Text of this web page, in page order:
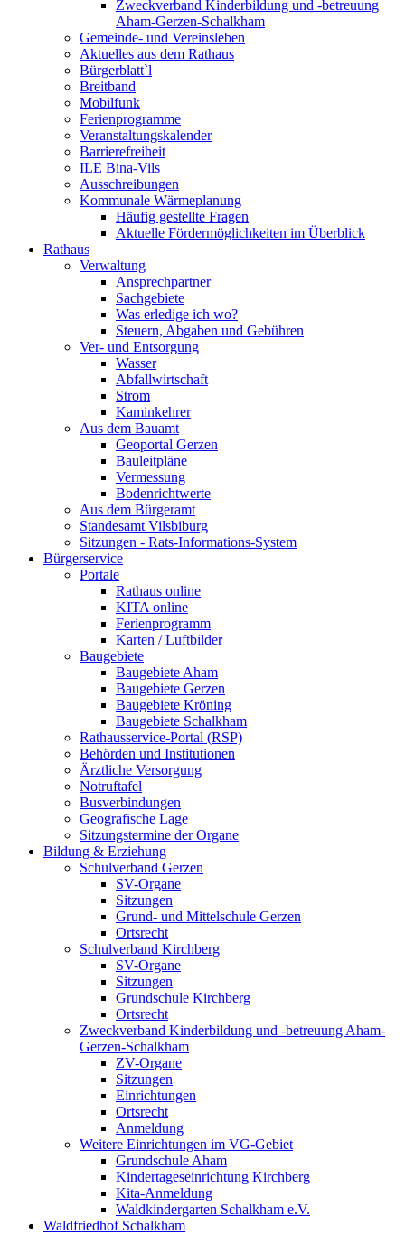
Zweckverband Kinderbildung und -betreuung
Aham-Gerzen-Schalkham
Gemeinde- und Vereinsleben
Aktuelles aus dem Rathaus
Bürgerblatt`l
Breitband
Mobilfunk
Ferienprogramme
Veranstaltungskalender
Barrierefreiheit
ILE Bina-Vils
Ausschreibungen
Kommunale Wärmeplanung
Häufig gestellte Fragen
Aktuelle Fördermöglichkeiten im Überblick
Rathaus
Verwaltung
Ansprechpartner
Sachgebiete
Was erledige ich wo?
Steuern, Abgaben und Gebühren
Ver- und Entsorgung
Wasser
Abfallwirtschaft
Strom
Kaminkehrer
Aus dem Bauamt
Geoportal Gerzen
Bauleitpläne
Vermessung
Bodenrichtwerte
Aus dem Bürgeramt
Standesamt Vilsbiburg
Sitzungen - Rats-Informations-System
Bürgerservice
Portale
Rathaus online
KITA online
Ferienprogramm
Karten / Luftbilder
Baugebiete
Baugebiete Aham
Baugebiete Gerzen
Baugebiete Kröning
Baugebiete Schalkham
Rathausservice-Portal (RSP)
Behörden und Institutionen
Ärztliche Versorgung
Notruftafel
Busverbindungen
Geografische Lage
Sitzungstermine der Organe
Bildung & Erziehung
Schulverband Gerzen
SV-Organe
Sitzungen
Grund- und Mittelschule Gerzen
Ortsrecht
Schulverband Kirchberg
SV-Organe
Sitzungen
Grundschule Kirchberg
Ortsrecht
Zweckverband Kinderbildung und -betreuung Aham-
Gerzen-Schalkham
ZV-Organe
Sitzungen
Einrichtungen
Ortsrecht
Anmeldung
Weitere Einrichtungen im VG-Gebiet
Grundschule Aham
Kindertageseinrichtung Kirchberg
Kita-Anmeldung
Waldkindergarten Schalkham e.V.
Waldfriedhof Schalkham